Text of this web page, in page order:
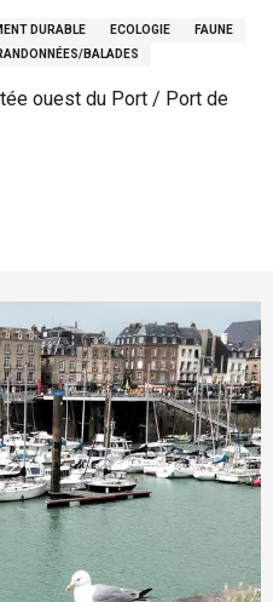
DURABLE ECOLOGIE
FAUNE
BALADES
ouest du Port / Port de